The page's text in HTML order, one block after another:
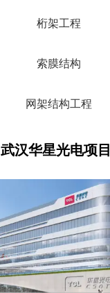
桁架工程
索膜结构
网架结构工程
武汉华星光电项目